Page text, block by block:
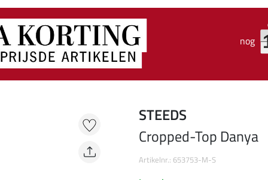
nog
STEEDS
Cropped-Top Danya
Artikelnr.: 653753-M-S